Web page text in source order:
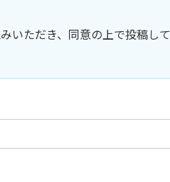
いただき、同意の上で投稿して